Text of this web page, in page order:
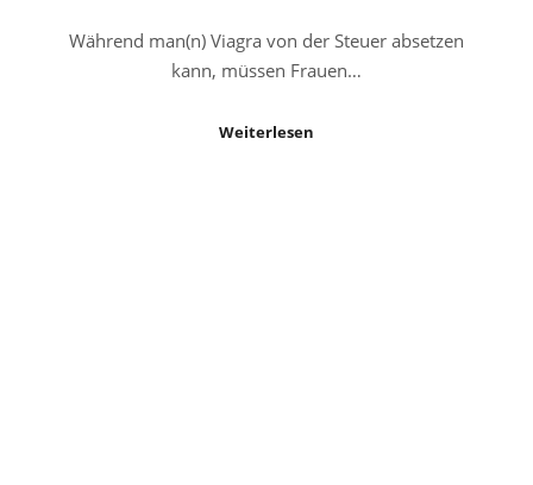
Während man(n) Viagra von der Steuer absetzen
kann, müssen Frauen…
Weiterlesen